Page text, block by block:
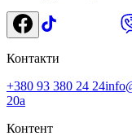
Контакти
+380 93 380 24 24
20а
Контент